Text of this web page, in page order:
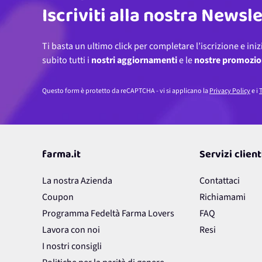
Iscriviti alla nostra
Ti basta un ultimo click per completare l’iscrizione e
subito tutti i nostri aggiornamentie lenostre
Questo form è protetto da reCAPTCHA - vi si applicano laPrivacy Policye i
farma.it
La nostra Azienda
Coupon
Programma Fedeltà Farma Lovers
Lavora con noi
I nostri consigli
Servizi
Contattaci
Richiamami
FAQ
Resi